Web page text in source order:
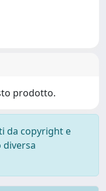
prodotto.
da copyright e